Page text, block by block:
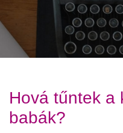
Hová tűntek a
babák?